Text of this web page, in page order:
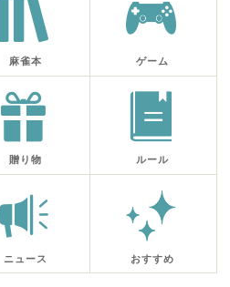
麻雀本 ゲーム
贈り物 ルール
ニュース おすすめ